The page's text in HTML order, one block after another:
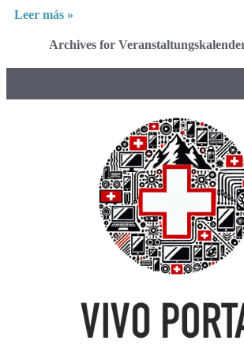
Leer más »
Archives for